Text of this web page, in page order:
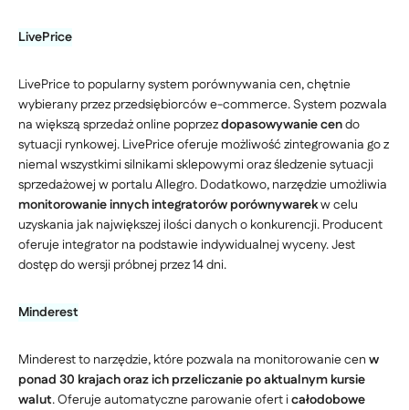
LivePrice
LivePrice to popularny system porównywania cen, chętnie
wybierany przez przedsiębiorców e-commerce. System pozwala
na większą sprzedaż online poprzezdopasowywanie cendo
sytuacji rynkowej. LivePrice oferuje możliwość zintegrowania go z
niemal wszystkimi silnikami sklepowymi oraz śledzenie sytuacji
sprzedażowej w portalu Allegro. Dodatkowo, narzędzie umożliwia
monitorowanie innych integratorów porównywarekw celu
uzyskania jak największej ilości danych o konkurencji. Producent
oferuje integrator na podstawie indywidualnej wyceny. Jest
dostęp do wersji próbnej przez 14 dni.
Minderest
Minderest to narzędzie, które pozwala na monitorowanie cen w
ponad 30 krajach oraz ich przeliczanie po aktualnym kursie
walut. Oferuje automatyczne parowanie ofert icałodobowe